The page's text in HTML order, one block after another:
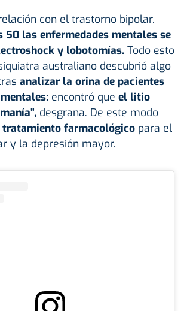
con el trastorno bipolar.
50 las enfermedades mentales se
y lobotomías. Todo esto
australiano descubrió algo
analizar la orina de pacientes
encontró que el litio
desgrana. De este modo
tratamiento farmacológico para el
y la depresión mayor.